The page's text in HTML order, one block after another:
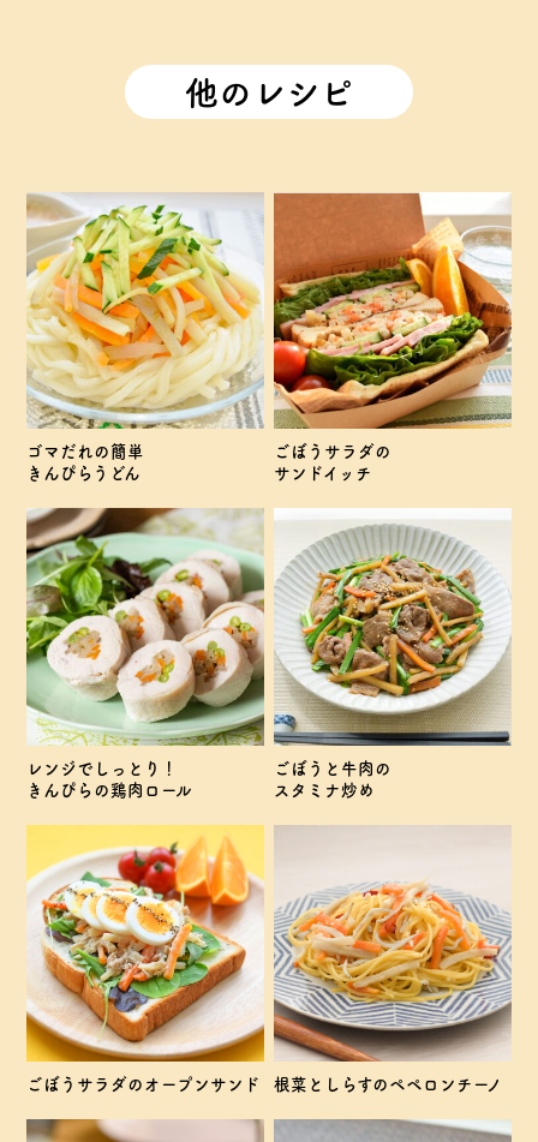
他のレシピ
ゴマだれの簡単
きんぴらうどん
ごぼうサラダの
サンドイッチ
レンジでしっとり！
きんぴらの鶏肉ロール
ごぼうと牛肉の
スタミナ炒め
ごぼうサラダのオープンサンド 根菜としらすのペペロンチーノ